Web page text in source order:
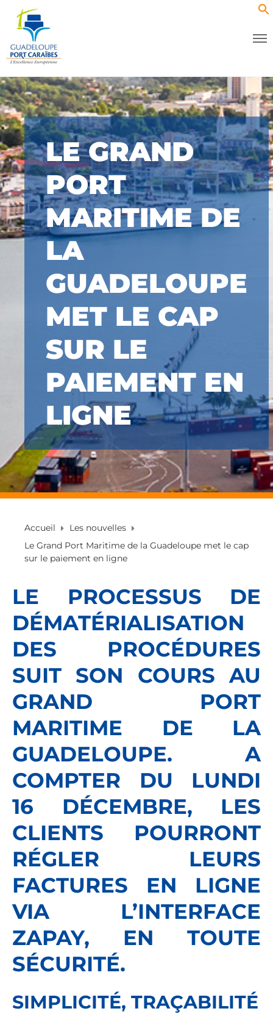
LE GRAND
PORT
MARITIME DE
LA
GUADELOUPE
MET LE CAP
SUR LE
PAIEMENT EN
LIGNE
Accueil
Les nouvelles
Le Grand Port Maritime de la Guadeloupe met le cap
sur le paiement en ligne
LE PROCESSUS DE
DÉMATÉRIALISATION
DES PROCÉDURES
SUIT SON COURS AU
GRAND PORT
MARITIME DE LA
GUADELOUPE. A
COMPTER DU LUNDI
16 DÉCEMBRE, LES
CLIENTS POURRONT
RÉGLER LEURS
FACTURES EN LIGNE
VIA L’INTERFACE
ZAPAY, EN TOUTE
SÉCURITÉ.
SIMPLICITÉ, TRAÇABILITÉ